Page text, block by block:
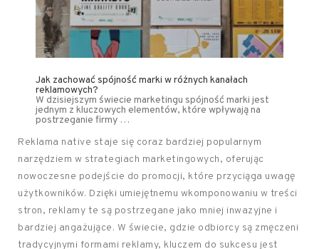
Jak zachować spójność marki w różnych kanałach
reklamowych?
W dzisiejszym świecie marketingu spójność marki jest
jednym z kluczowych elementów, które wpływają na
postrzeganie firmy …
Reklama native staje się coraz bardziej popularnym
narzędziem w strategiach marketingowych, oferując
nowoczesne podejście do promocji, które przyciąga uwagę
użytkowników. Dzięki umiejętnemu wkomponowaniu w treści
stron, reklamy te są postrzegane jako mniej inwazyjne i
bardziej angażujące. W świecie, gdzie odbiorcy są zmęczeni
tradycyjnymi formami reklamy, kluczem do sukcesu jest